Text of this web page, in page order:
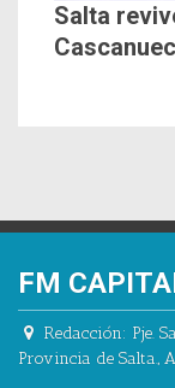
Salta
FM
Redacción: Pje.
Provincia de Salta.,